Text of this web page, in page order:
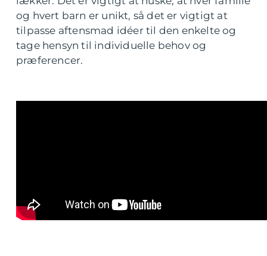
og hvert barn er unikt, så det er vigtigt at
tilpasse aftensmad idéer til den enkelte og
tage hensyn til individuelle behov og
præferencer.